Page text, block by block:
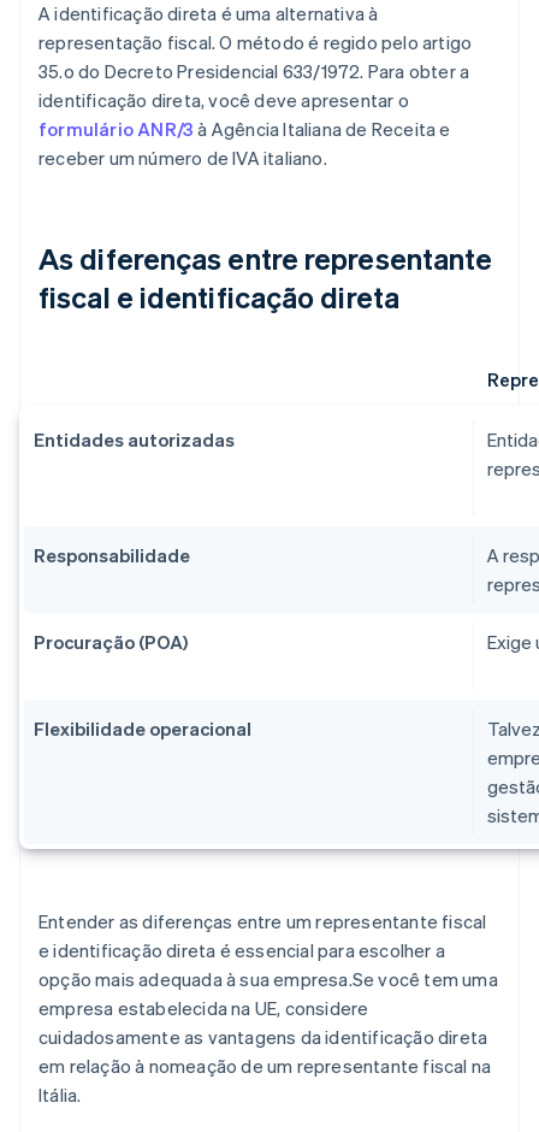
A identificação direta é uma alternativa à
representação fiscal. O método é regido pelo artigo
35.o do Decreto Presidencial 633/1972. Para obter a
identificação direta, você deve apresentar o
formulário ANR/3 à Agência Italiana de Receita e
receber um número de IVA italiano.
As diferenças entre representante
fiscal e identificação direta
Entidades autorizadas
Responsabilidade
A
Procuração (POA) Exige
Flexibilidade operacional
Entender as diferenças entre um representante fiscal
e identificação direta é essencial para escolher a
opção mais adequada à sua empresa.Se você tem uma
empresa estabelecida na UE, considere
cuidadosamente as vantagens da identificação direta
em relação à nomeação de um representante fiscal na
Itália.